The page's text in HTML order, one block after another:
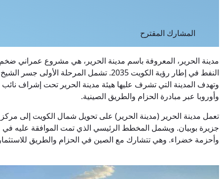
المشارك المقترح
وأوروبا عبر مبادرة الحزام والطريق الصينية.
تعمل مدينة الحرير (مدينة الحرير) على تحويل شمال الكويت إلى
وأحزمة خضراء. وهي تتشارك مع الصين في الحزام والطريق